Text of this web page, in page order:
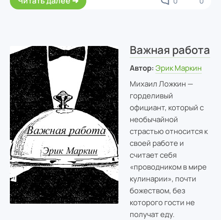
Важная работа
Автор: Эрик Маркин
Михаил Ложкин —
горделивый
официант, который с
необычайной
страстью относится к
своей работе и
считает себя
«проводником в мире
кулинарии», почти
божеством, без
которого гости не
получат еду.